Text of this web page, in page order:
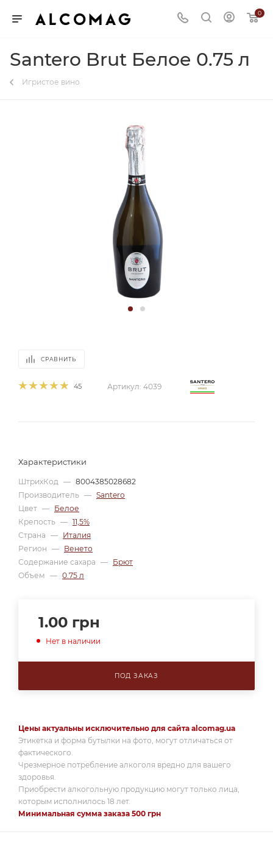
0
Santero Brut Белое 0.75 л
Игристое вино
СРАВНИТЬ
45 Артикул: 4039
Характеристики
ШтрихКод — 8004385028682
Производитель — Santero
Цвет — Белое
Крепость — 11,5%
Страна — Италия
Регион — Венето
Содержание сахара — Брют
Объем — 0.75 л
1.00 грн
Нет в наличии
ПОД ЗАКАЗ
Цены актуальны исключительно для сайта alcomag.ua
Этикетка и форма бутылки на фото, могут отличаться от
фактического.
Чрезмерное потребление алкоголя вредно для вашего
здоровья.
Приобрести алкогольную продукцию могут только лица,
которым исполнилось 18 лет.
Минимальная сумма заказа 500 грн